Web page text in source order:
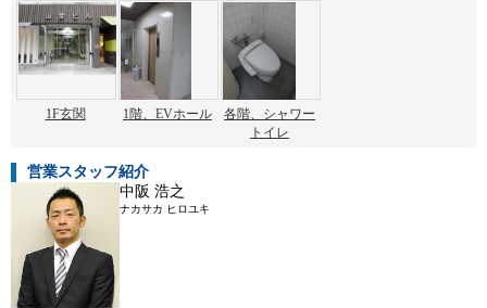
1F玄関 1階、EVホール
各階、シャワー
トイレ
営業スタッフ紹介
中阪 浩之
ナカサカ ヒロユキ